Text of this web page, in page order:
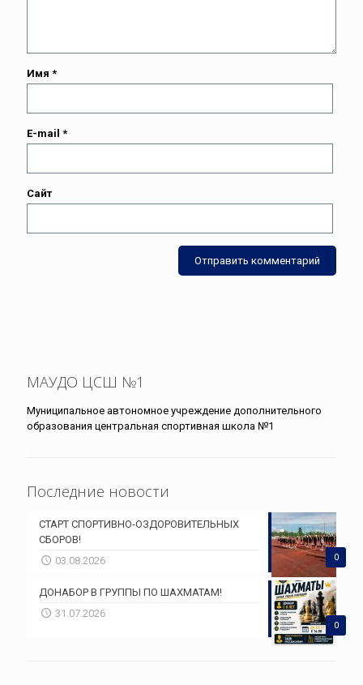
Имя *
E-mail *
Сайт
МАУДО ЦСШ №1
Муниципальное автономное учреждение дополнительного
образования центральная спортивная школа №1
Последние новости
0
СТАРТ СПОРТИВНО-ОЗДОРОВИТЕЛЬНЫХ
СБОРОВ!
03.08.2026
0
ДОНАБОР В ГРУППЫ ПО ШАХМАТАМ!
31.07.2026